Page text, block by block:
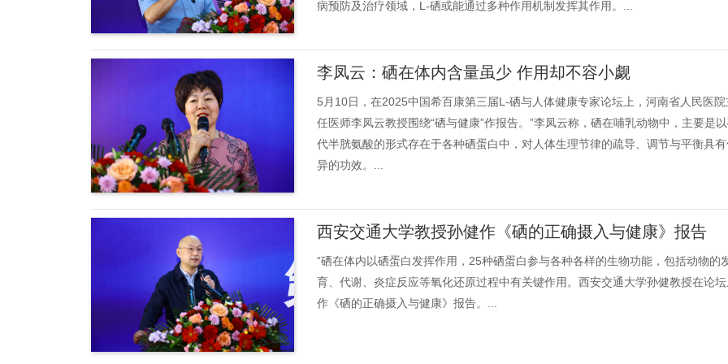
病预防及治疗领域，L-硒或能通过多种作用机制发挥其作用。...
李凤云：硒在体内含量虽少 作用却不容小觑
5月10日，在2025中国希百康第三届L-硒与人体健康专家论坛上，河南省人民医院
任医师李凤云教授围绕“硒与健康”作报告。”李凤云称，硒在哺乳动物中，主要是
代半胱氨酸的形式存在于各种硒蛋白中，对人体生理节律的疏导、调节与平衡具
异的功效。...
西安交通大学教授孙健作《硒的正确摄入与健康》报告
“硒在体内以硒蛋白发挥作用，25种硒蛋白参与各种各样的生物功能，包括动物的
育、代谢、炎症反应等氧化还原过程中有关键作用。西安交通大学孙健教授在论坛
作《硒的正确摄入与健康》报告。...